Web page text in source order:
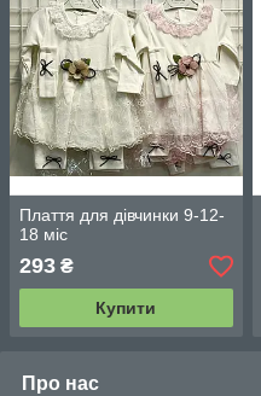
Плаття для дівчинки 9-12-
18 міс
293 ₴
Купити
Про нас